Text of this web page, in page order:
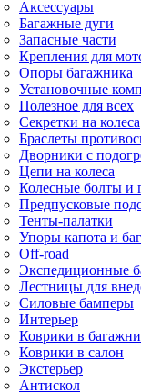
Аксессуары
Багажные дуги
Запасные части
Крепления для
Опоры багажника
Установочные
Полезное для всех
Секретки на колеса
Браслеты
Дворники с
Цепи на колеса
Колесные болты и
Предпусковые
Тенты-палатки
Упоры капота и
Off-road
Экспедиционные
Лестницы для
Силовые бамперы
Интерьер
Коврики в
Коврики в салон
Экстерьер
Антискол